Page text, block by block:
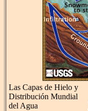
Las Capas de Hielo y
Distribución Mundial
del Agua